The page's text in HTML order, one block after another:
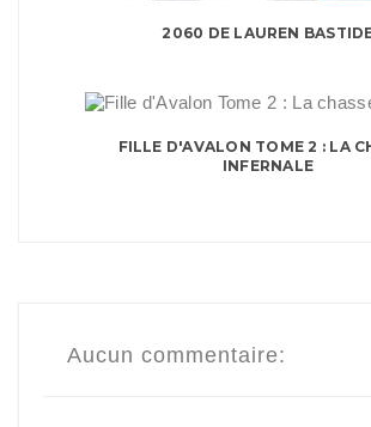
2060 DE LAUREN
FILLE D'AVALON TOME 2 : LA
INFERNALE
Aucun commentaire: